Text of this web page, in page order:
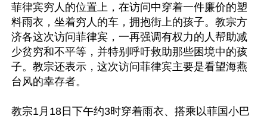
菲律宾穷人的位置上，在访问中穿着一件廉价的塑
料雨衣，坐着穷人的车，拥抱街上的孩子。教宗方
济各这次访问菲律宾，一再强调有权力的人帮助减
少贫穷和不平等，并特别呼吁救助那些困境中的孩
子。教宗还表示，这次访问菲律宾主要是看望海燕
台风的幸存者。
教宗1月18日下午约3时穿着雨衣、搭乘以菲国小巴